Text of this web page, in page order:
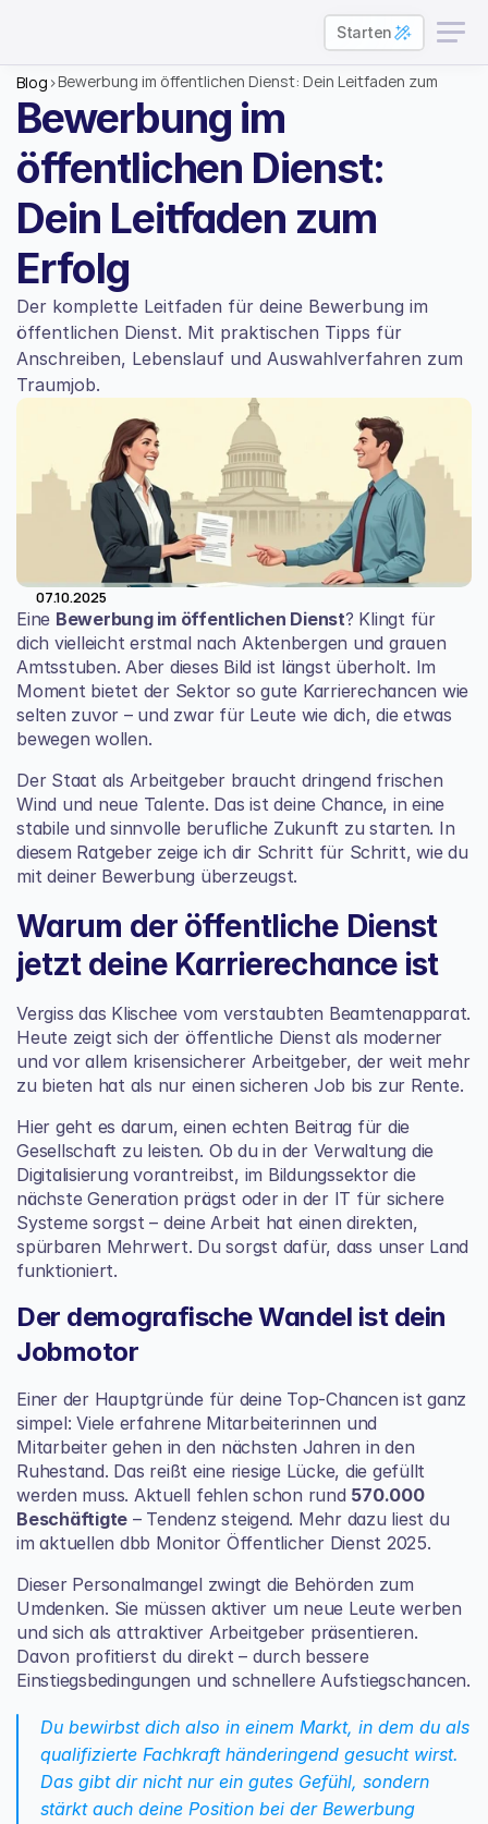
Starten
Blog >Bewerbung im öffentlichen Dienst: Dein Leitfaden zum
Bewerbung im
öffentlichen Dienst:
Dein Leitfaden zum
Erfolg
Der komplette Leitfaden für deine Bewerbung im
öffentlichen Dienst. Mit praktischen Tipps für
Anschreiben, Lebenslauf und Auswahlverfahren zum
Traumjob.
07.10.2025
Eine Bewerbung im öffentlichen Dienst? Klingt für
dich vielleicht erstmal nach Aktenbergen und grauen
Amtsstuben. Aber dieses Bild ist längst überholt. Im
Moment bietet der Sektor so gute Karrierechancen wie
selten zuvor – und zwar für Leute wie dich, die etwas
bewegen wollen.
Der Staat als Arbeitgeber braucht dringend frischen
Wind und neue Talente. Das ist deine Chance, in eine
stabile und sinnvolle berufliche Zukunft zu starten. In
diesem Ratgeber zeige ich dir Schritt für Schritt, wie du
mit deiner Bewerbung überzeugst.
Warum der öffentliche Dienst
jetzt deine Karrierechance ist
Vergiss das Klischee vom verstaubten Beamtenapparat.
Heute zeigt sich der öffentliche Dienst als moderner
und vor allem krisensicherer Arbeitgeber, der weit mehr
zu bieten hat als nur einen sicheren Job bis zur Rente.
Hier geht es darum, einen echten Beitrag für die
Gesellschaft zu leisten. Ob du in der Verwaltung die
Digitalisierung vorantreibst, im Bildungssektor die
nächste Generation prägst oder in der IT für sichere
Systeme sorgst – deine Arbeit hat einen direkten,
spürbaren Mehrwert. Du sorgst dafür, dass unser Land
funktioniert.
Der demografische Wandel ist dein
Jobmotor
Einer der Hauptgründe für deine Top-Chancen ist ganz
simpel: Viele erfahrene Mitarbeiterinnen und
Mitarbeiter gehen in den nächsten Jahren in den
Ruhestand. Das reißt eine riesige Lücke, die gefüllt
werden muss. Aktuell fehlen schon rund 570.000
Beschäftigte – Tendenz steigend. Mehr dazu liest du
im aktuellen dbb Monitor Öffentlicher Dienst 2025.
Dieser Personalmangel zwingt die Behörden zum
Umdenken. Sie müssen aktiver um neue Leute werben
und sich als attraktiver Arbeitgeber präsentieren.
Davon profitierst du direkt – durch bessere
Einstiegsbedingungen und schnellere Aufstiegschancen.
Du bewirbst dich also in einem Markt, in dem du als
qualifizierte Fachkraft händeringend gesucht wirst.
Das gibt dir nicht nur ein gutes Gefühl, sondern
stärkt auch deine Position bei der Bewerbung